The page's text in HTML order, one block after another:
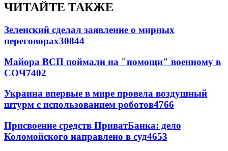
ЧИТАЙТЕ ТАКЖЕ
Зеленский сделал заявление о мирных
переговорах30844
Майора ВСП поймали на "помощи" военному в
СОЧ7402
Украина впервые в мире провела воздушный
штурм с использованием роботов4766
Присвоение средств ПриватБанка: дело
Коломойского направлено в суд4653